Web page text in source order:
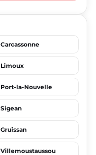
Carcassonne
Limoux
Port-la-Nouvelle
Sigean
Gruissan
Villemoustaussou